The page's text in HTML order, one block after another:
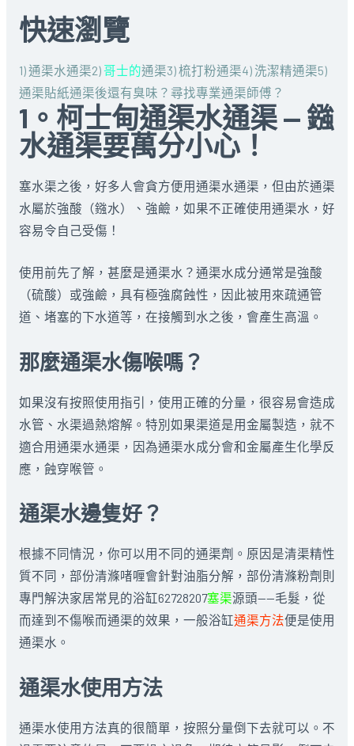
快速瀏覽
1) 通渠水通渠2)哥士的通渠3) 梳打粉通渠4) 洗潔精通渠5)
通渠貼紙通渠後還有臭味？ 尋找專業通渠師傅？
1。柯士甸通渠水通渠 — 鏹
水通渠要萬分小心！
塞水渠之後，好多人會貪方便用通渠水通渠，但由於通渠
水屬於強酸（鏹水）、強鹼，如果不正確使用通渠水，好
容易令自己受傷！
使用前先了解，甚麼是通渠水？通渠水成分通常是強酸
（硫酸）或強鹼，具有極強腐蝕性，因此被用來疏通管
道、堵塞的下水道等，在接觸到水之後，會產生高溫。
那麼通渠水傷喉嗎？
如果沒有按照使用指引，使用正確的分量，很容易會造成
水管、水渠過熱熔解。特別如果渠道是用金屬製造，就不
適合用通渠水通渠，因為通渠水成分會和金屬產生化學反
應，蝕穿喉管。
通渠水邊隻好？
根據不同情況，你可以用不同的通渠劑。原因是清渠精性
質不同，部份清滌啫喱會針對油脂分解，部份清滌粉劑則
專門解決家居常見的浴缸62728207塞渠源頭——毛髮，從
而達到不傷喉而通渠的效果，一般浴缸通渠方法便是使用
通渠水。
通渠水使用方法
通渠水使用方法真的很簡單，按照分量倒下去就可以。不